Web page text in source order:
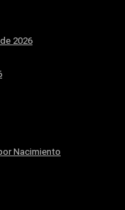
2026
Nacimiento